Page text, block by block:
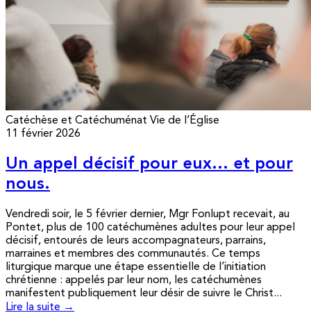
Catéchèse et Catéchuménat Vie de l’Église
11 février 2026
Un appel décisif pour eux… et pour
nous.
Vendredi soir, le 5 février dernier, Mgr Fonlupt recevait, au
Pontet, plus de 100 catéchumènes adultes pour leur appel
décisif, entourés de leurs accompagnateurs, parrains,
marraines et membres des communautés. Ce temps
liturgique marque une étape essentielle de l’initiation
chrétienne : appelés par leur nom, les catéchumènes
manifestent publiquement leur désir de suivre le Christ...
Lire la suite →